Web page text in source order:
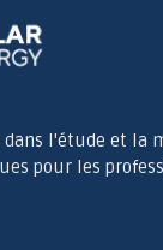
l'étude et la
pour les